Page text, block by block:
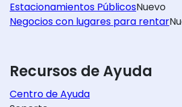
Estacionamientos PúblicosNuevo
Negocios con lugares para rentar
Recursos de Ayuda
Centro de Ayuda